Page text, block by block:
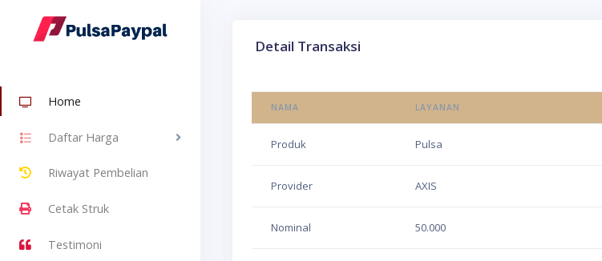
Home
Daftar Harga
Riwayat Pembelian
Cetak Struk
Testimoni
Detail Transaksi
NAMA LAYANAN
Produk Pulsa
Provider AXIS
Nominal 50.000